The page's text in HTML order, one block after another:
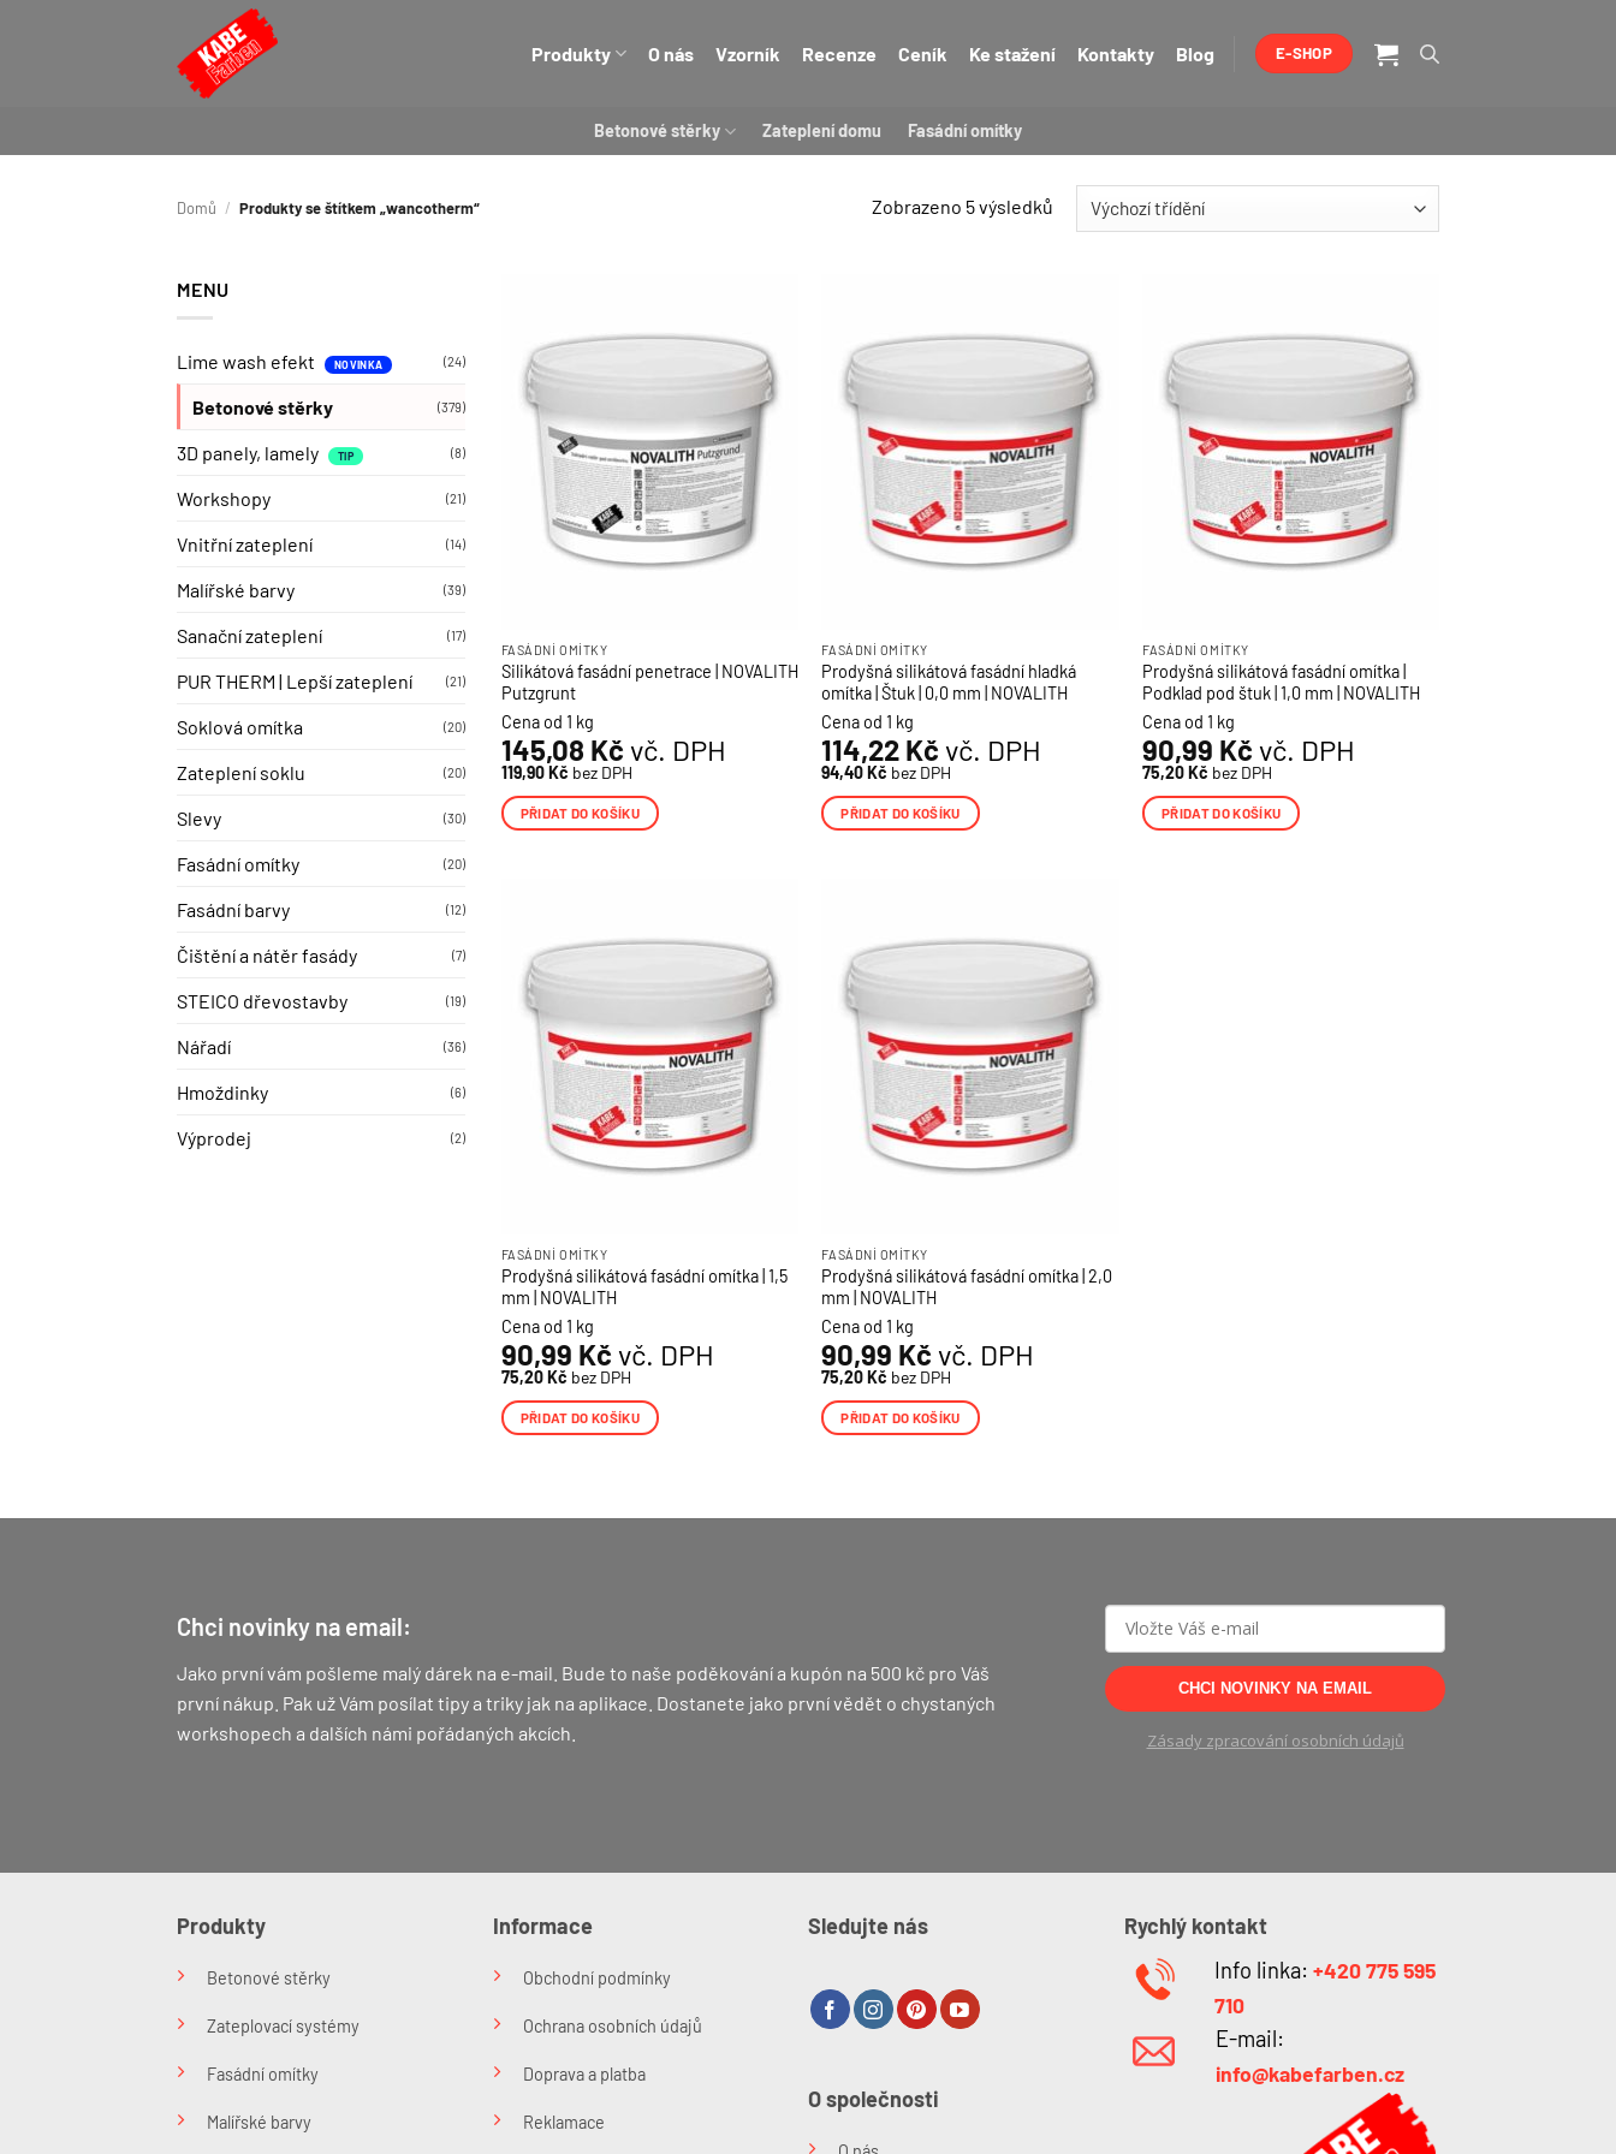
Produkty O nás Vzorník Recenze Ceník Ke stažení Kontakty Blog E-SHOP
Betonové stěrky Zateplení domu Fasádní omítky
Domů / Produkty se štítkem „wancotherm“ Zobrazeno 5 výsledků
MENU
Lime wash efekt (24)
Betonové stěrky (379)
3D panely, lamely (8)
Workshopy (21)
Vnitřní zateplení (14)
Malířské barvy (39)
Sanační zateplení (17)
PUR THERM | Lepší zateplení (21)
Soklová omítka (20)
Zateplení soklu (20)
Slevy (30)
Fasádní omítky (20)
Fasádní barvy (12)
Čištění a nátěr fasády (7)
STEICO dřevostavby (19)
Nářadí (36)
Hmoždinky (6)
Výprodej (2)
FASÁDNÍ OMÍTKY
Silikátová fasádní penetrace | NOVALITH
Putzgrunt
Cena od 1 kg
145,08 Kč vč. DPH
119,90Kč bez DPH
PŘIDAT DO KOŠÍKU
FASÁDNÍ OMÍTKY
Prodyšná silikátová fasádní hladká
omítka | Štuk | 0,0 mm | NOVALITH
Cena od 1 kg
114,22 Kč vč. DPH
94,40Kč bez DPH
PŘIDAT DO KOŠÍKU
FASÁDNÍ OMÍTKY
Prodyšná silikátová fasádní omítka |
Podklad pod štuk | 1,0 mm | NOVALITH
Cena od 1 kg
90,99 Kč vč. DPH
75,20Kč bez DPH
PŘIDAT DO KOŠÍKU
FASÁDNÍ OMÍTKY
Prodyšná silikátová fasádní omítka | 1,5
mm | NOVALITH
Cena od 1 kg
90,99 Kč vč. DPH
75,20Kč bez DPH
PŘIDAT DO KOŠÍKU
FASÁDNÍ OMÍTKY
Prodyšná silikátová fasádní omítka | 2,0
mm | NOVALITH
Cena od 1 kg
90,99 Kč vč. DPH
75,20Kč bez DPH
PŘIDAT DO KOŠÍKU
Chci novinky na email:
Jako první vám pošleme malý dárek na e-mail. Bude to naše poděkování a kupón na 500 kč pro Váš
první nákup. Pak už Vám posílat tipy a triky jak na aplikace. Dostanete jako první vědět o chystaných
workshopech a dalších námi pořádaných akcích.
CHCI NOVINKY NA EMAIL
Zásady zpracování osobních údajů
Produkty
Betonové stěrky
Zateplovací systémy
Fasádní omítky
Malířské barvy
Informace
Obchodní podmínky
Ochrana osobních údajů
Doprava a platba
Reklamace
Sledujte nás
O společnosti
Rychlý kontakt
Info linka:+420 775 595
710
E-mail:
info@kabefarben.cz